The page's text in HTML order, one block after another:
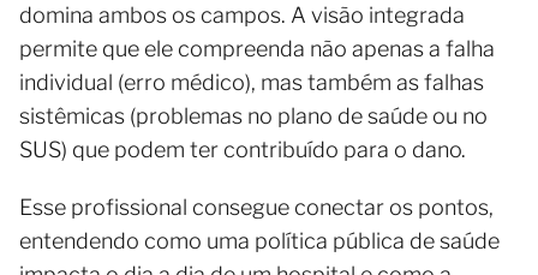
domina ambos os campos. A visão integrada
permite que ele compreenda não apenas a falha
individual (erro médico), mas também as falhas
sistêmicas (problemas no plano de saúde ou no
SUS) que podem ter contribuído para o dano.
Esse profissional consegue conectar os pontos,
entendendo como uma política pública de saúde